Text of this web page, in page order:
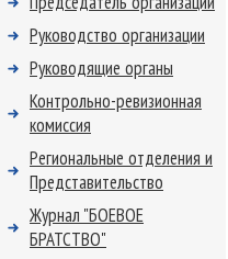
Руководство организации
Руководящие органы
Контрольно-ревизионная
комиссия
Региональные отделения и
Представительство
Журнал "БОЕВОЕ
БРАТСТВО"